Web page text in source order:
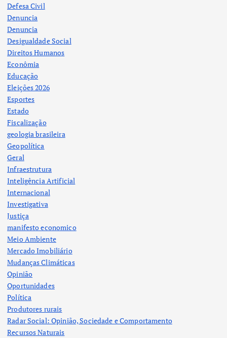
Defesa Civil
Denuncia
Denuncia
Desigualdade Social
Direitos Humanos
Econômia
Educação
Eleições 2026
Esportes
Estado
Fiscalização
geologia brasileira
Geopolítica
Geral
Infraestrutura
Inteligência Artificial
Internacional
Investigativa
Justiça
manifesto economico
Meio Ambiente
Mercado Imobiliário
Mudanças Climáticas
Opinião
Oportunidades
Política
Produtores rurais
Radar Social: Opinião, Sociedade e Comportamento
Recursos Naturais